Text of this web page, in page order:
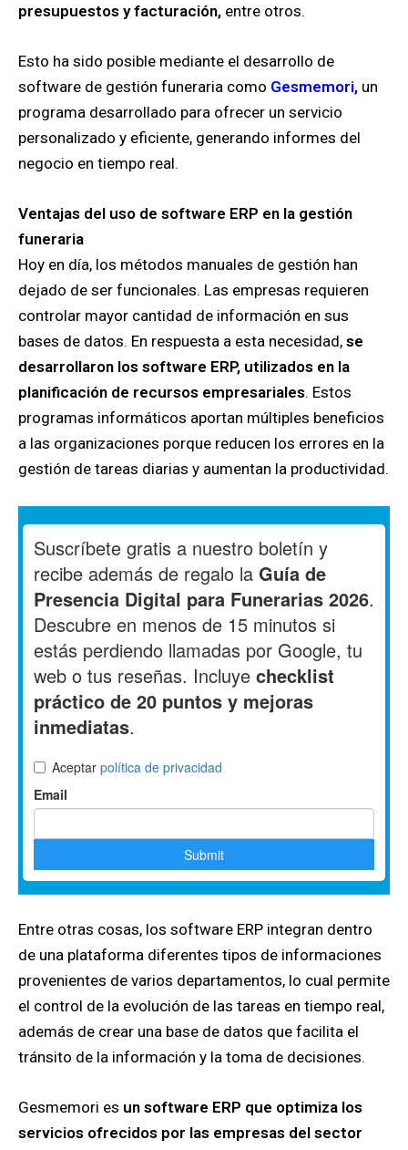
presupuestos y facturación, entre otros.
Esto ha sido posible mediante el desarrollo de
software de gestión funeraria como Gesmemori, un
programa desarrollado para ofrecer un servicio
personalizado y eficiente, generando informes del
negocio en tiempo real.
Ventajas del uso de software ERP en la gestión
funeraria
Hoy en día, los métodos manuales de gestión han
dejado de ser funcionales. Las empresas requieren
controlar mayor cantidad de información en sus
bases de datos. En respuesta a esta necesidad, se
desarrollaron los software ERP, utilizados en la
planificación de recursos empresariales. Estos
programas informáticos aportan múltiples beneficios
a las organizaciones porque reducen los errores en la
gestión de tareas diarias y aumentan la productividad.
Entre otras cosas, los software ERP integran dentro
de una plataforma diferentes tipos de informaciones
provenientes de varios departamentos, lo cual permite
el control de la evolución de las tareas en tiempo real,
además de crear una base de datos que facilita el
tránsito de la información y la toma de decisiones.
Gesmemori es un software ERP que optimiza los
servicios ofrecidos por las empresas del sector